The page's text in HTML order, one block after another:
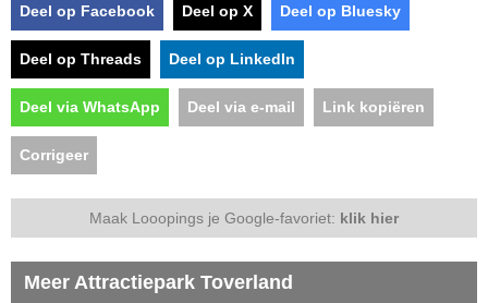
Deel op Facebook Deel op X Deel op Bluesky
Deel op Threads Deel op LinkedIn
Deel via WhatsApp Deel via e-mail Link kopiëren
Corrigeer
Maak Looopings je Google-favoriet: klik hier
Meer Attractiepark Toverland